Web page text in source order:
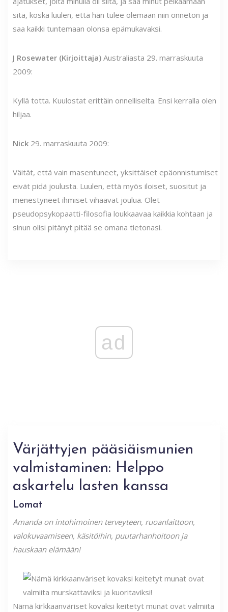
sitä, koska luulen, että hän tulee olemaan niin onneton ja
saa kaikki tuntemaan olonsa epämukavaksi.
J Rosewater (Kirjoittaja) Australiasta 29. marraskuuta
2009:
Kyllä totta. Kuulostat erittäin onnelliselta. Ensi kerralla olen
hiljaa.
Nick 29. marraskuuta 2009:
Väität, että vain masentuneet, yksittäiset epäonnistumiset
eivät pidä joulusta. Luulen, että myös iloiset, suositut ja
menestyneet ihmiset vihaavat joulua. Olet
pseudopsykopaatti-filosofia loukkaavaa kaikkia kohtaan ja
sinun olisi pitänyt pitää se omana tietonasi.
ad
Värjättyjen pääsiäismunien
valmistaminen: Helppo
askartelu lasten kanssa
Lomat
Amanda on intohimoinen terveyteen, ruoanlaittoon,
valokuvaamiseen, käsitöihin, puutarhanhoitoon ja
hauskaan elämään!
Nämä kirkkaanväriset kovaksi keitetyt munat ovat valmiita